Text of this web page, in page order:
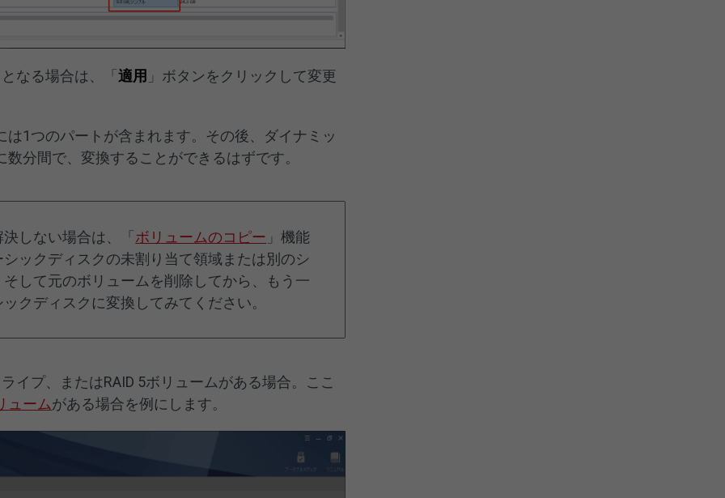
なる場合は、「適用 」ボタンをクリックして変更
1つのパートが含まれます。その後、ダイナミッ
数分間で、変換することができるはずです。
しない場合は、「 ボリュームのコピー 」機能
ックディスクの未割り当て領域または別のシ
して元のボリュームを削除してから、もう一
クディスクに変換してみてください。
イプ、またはRAID 5ボリュームがある場合。ここ
ュームがある場合を例にします。